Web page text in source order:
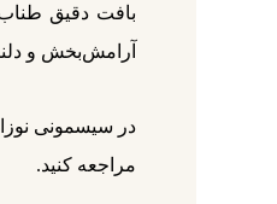
بافت دقیق طناب
آرامش‌بخش و
در سیسمونی
مراجعه کنید.